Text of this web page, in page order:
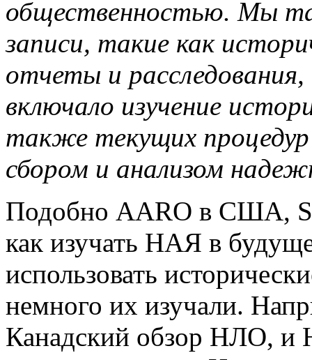
общественностью. Мы
записи, такие как
отчеты и
включало изучение
также текущих процедур
сбором и анализом
Подобно AARO в США,
как изучать НАЯ в
использовать
немного их изучали.
Канадский обзор НЛО, и